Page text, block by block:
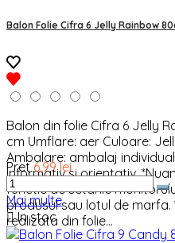
Balon Folie Cifra 6 Jelly Rainbow
Balon din folie Cifra 6 Jelly
cm Umflare: aer Culoare:
Ambalare: ambalaj
informativ si orientativ.
functie de setarile
produsul sau lotul de
realizata din folie...
Pret 6,99 lei
Mai multe
In stoc